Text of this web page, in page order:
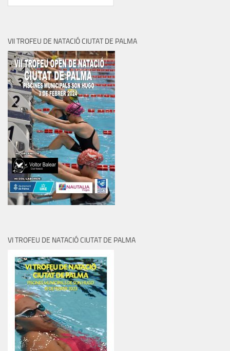
VII TROFEU DE NATACIÓ CIUTAT DE PALMA
VI TROFEU DE NATACIÓ CIUTAT DE PALMA